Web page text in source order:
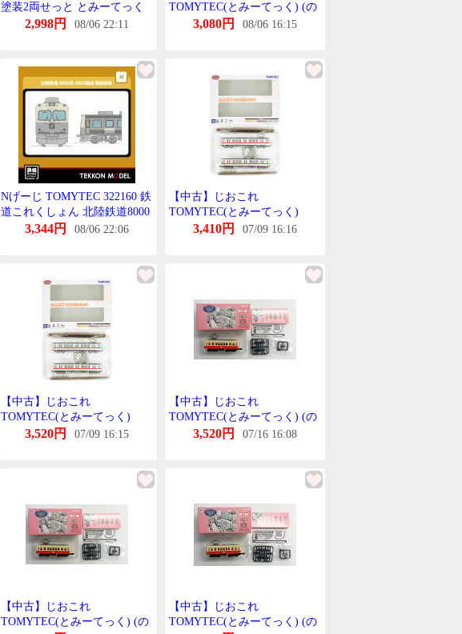
塗装2両せっと とみーてっく
Nげーじ2,998円 08/06 22:11
TOMYTEC(とみーてっく) (の
050) のすたるじっく鉄道これ
※外箱若干傷み ※微細な塗装
むらはご容赦下さい。
3,080円 08/06 16:15
Nげーじ TOMYTEC 322160 鉄
道これくしょん 北陸鉄道8000
系8802編成 復刻塗装2両せっ
3,344円 08/06 22:06
【中古】じおこれ
TOMYTEC(とみーてっく)
(619-620) 鉄道これくしょん
跡 微細な塗装むらはご容赦下
3,410円 07/09 16:16
【中古】じおこれ
TOMYTEC(とみーてっく)
(619-620) 鉄道これくしょん
3,520円 07/09 16:15
【中古】じおこれ
TOMYTEC(とみーてっく) (の
049) のすたるじっく鉄道これ
1021 【A】 めーかー出荷時か
3,520円 07/16 16:08
【中古】じおこれ
TOMYTEC(とみーてっく) (の
【中古】じおこれ
TOMYTEC(とみーてっく) (の